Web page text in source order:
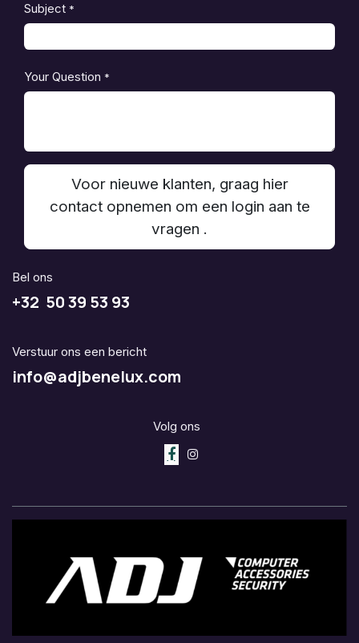
Subject *
Your Question *
Voor nieuwe klanten, graag hier
contact opnemen om een login aan te
vragen .
Bel ons
+32 50 39 53 93
Verstuur ons een bericht
info@adjbenelux.com
Volg ons